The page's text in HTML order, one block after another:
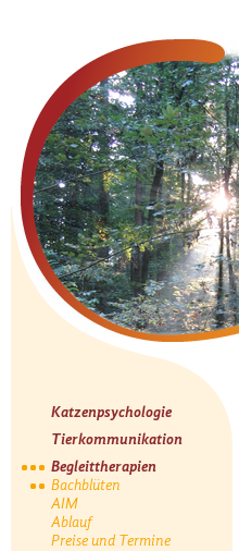
Katzenpsychologie
Tierkommunikation
Begleittherapien
Bachblüten
AIM
Ablauf
Preise und Termine